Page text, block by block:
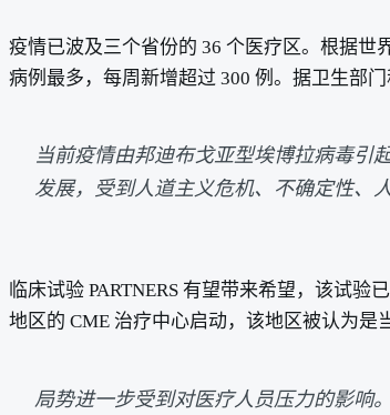
疫情已波及三个省份的 36 个医疗区。根据世
病例最多，每周新增超过 300 例。据卫生部
当前疫情由邦迪布戈亚型埃博拉病毒引
发展，受到人道主义危机、不确定性、
临床试验 PARTNERS 有望带来希望，该试
地区的 CME 治疗中心启动，该地区被认为是
局势进一步受到对医疗人员压力的影响